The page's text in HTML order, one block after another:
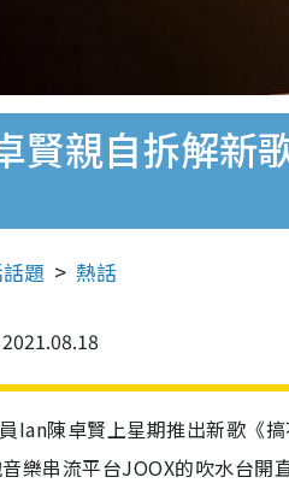
賢親自拆解新
題 熱話
2021.08.18
Ian陳卓賢上星期推出新歌《
樂串流平台JOOX的吹水台開